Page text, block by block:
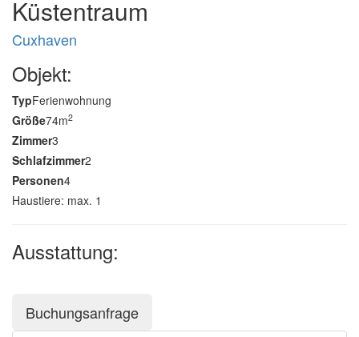
Küstentraum
Cuxhaven
Objekt:
TypFerienwohnung
Größe74m2
Zimmer3
Schlafzimmer2
Personen4
Haustiere: max. 1
Ausstattung:
Buchungsanfrage